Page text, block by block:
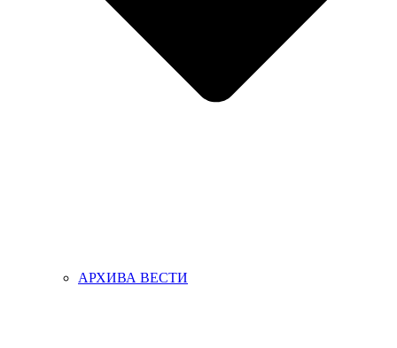
АРХИВА ВЕСТИ